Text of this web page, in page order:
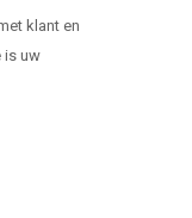
klant en
is uw